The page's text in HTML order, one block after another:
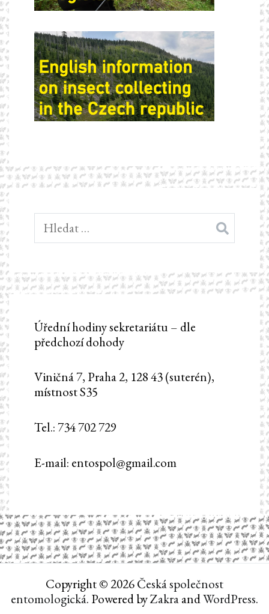
Vyhledávání
Úřední hodiny sekretariátu – dle
předchozí dohody
Viničná 7, Praha 2, 128 43 (suterén),
místnost S35
Tel.: 734 702 729
E-mail: entospol@gmail.com
Copyright © 2026Česká společnost
entomologická. Powered byZakraandWordPress.